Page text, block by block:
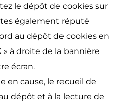
le dépôt de cookies sur
également réputé
au dépôt de cookies en
» à droite de la bannière
écran.
en cause, le recueil de
dépôt et à la lecture de